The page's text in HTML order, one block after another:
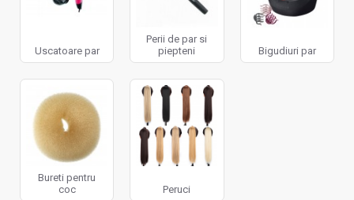
Uscatoare par
Perii de par si
piepteni
Bigudiuri par
Bureti pentru
coc
Peruci